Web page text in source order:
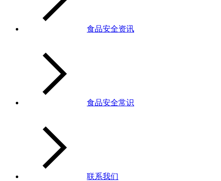
食品安全资讯
食品安全常识
联系我们